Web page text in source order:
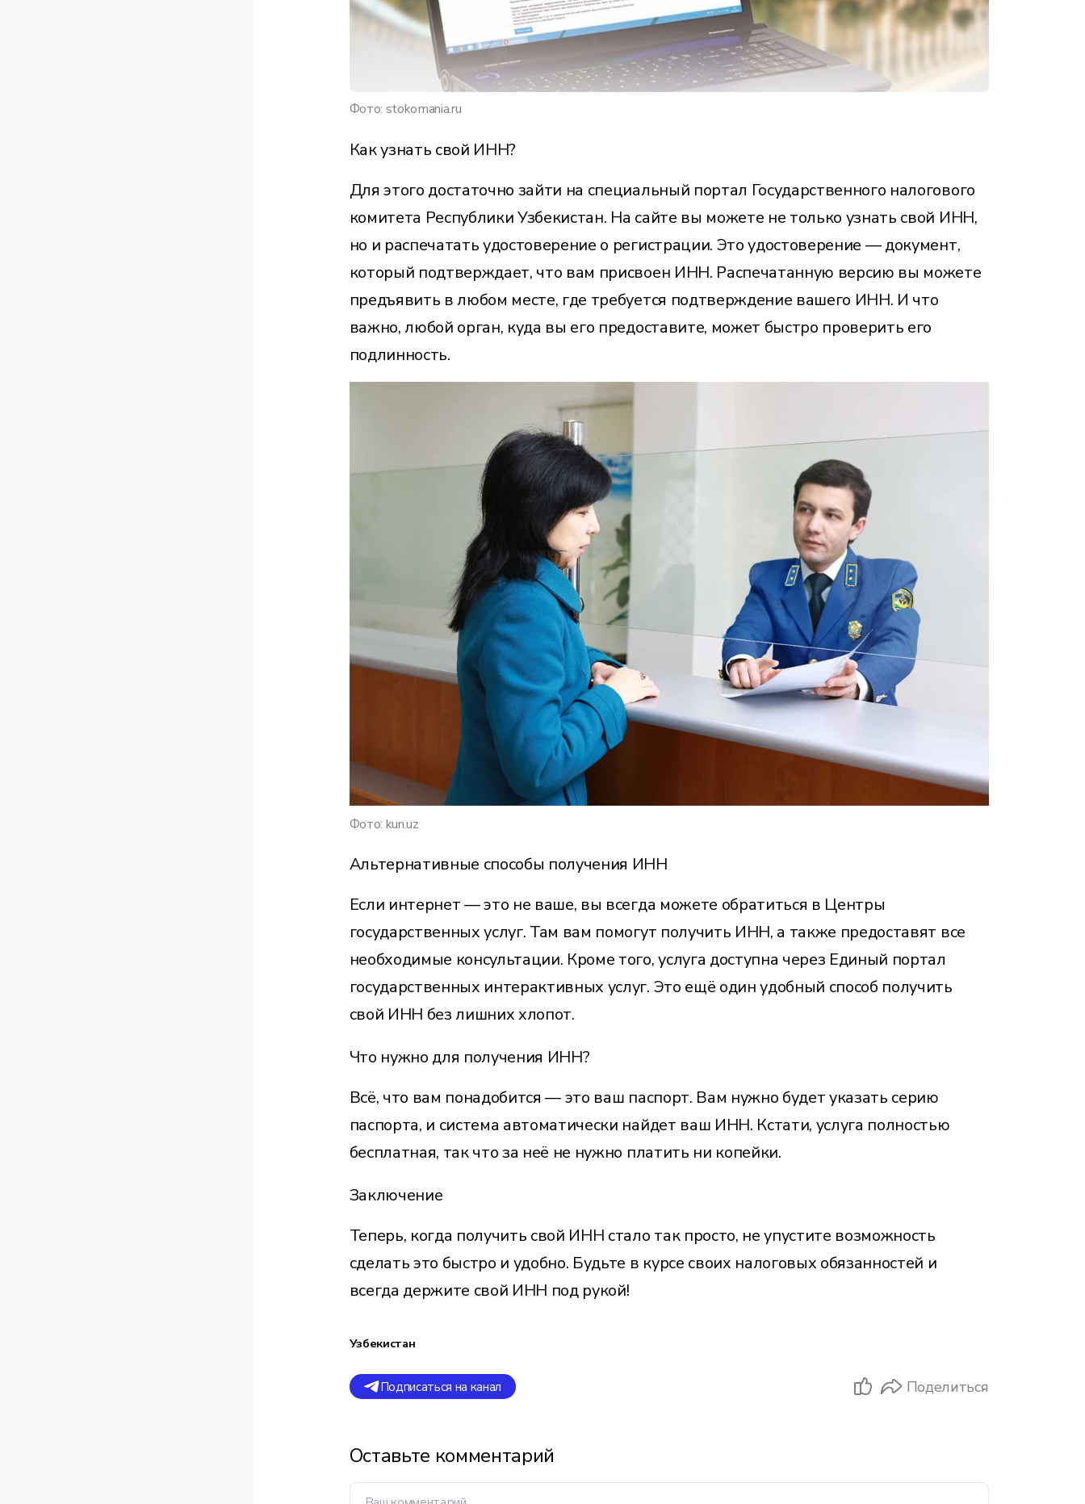
Фото: stokomania.ru
Как узнать свой ИНН?
Для этого достаточно зайти на специальный портал Государственного налогового
комитета Республики Узбекистан. На сайте вы можете не только узнать свой ИНН,
но и распечатать удостоверение о регистрации. Это удостоверение — документ,
который подтверждает, что вам присвоен ИНН. Распечатанную версию вы можете
предъявить в любом месте, где требуется подтверждение вашего ИНН. И что
важно, любой орган, куда вы его предоставите, может быстро проверить его
подлинность.
Фото: kun.uz
Альтернативные способы получения ИНН
Если интернет — это не ваше, вы всегда можете обратиться в Центры
государственных услуг. Там вам помогут получить ИНН, а также предоставят все
необходимые консультации. Кроме того, услуга доступна через Единый портал
государственных интерактивных услуг. Это ещё один удобный способ получить
свой ИНН без лишних хлопот.
Что нужно для получения ИНН?
Всё, что вам понадобится — это ваш паспорт. Вам нужно будет указать серию
паспорта, и система автоматически найдет ваш ИНН. Кстати, услуга полностью
бесплатная, так что за неё не нужно платить ни копейки.
Заключение
Теперь, когда получить свой ИНН стало так просто, не упустите возможность
сделать это быстро и удобно. Будьте в курсе своих налоговых обязанностей и
всегда держите свой ИНН под рукой!
Узбекистан
Подписаться на канал Поделиться
Оставьте комментарий